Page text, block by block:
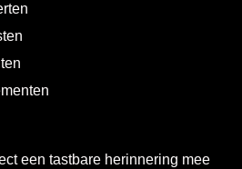
een tastbare herinnering mee